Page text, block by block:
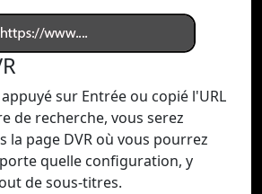
sur Entrée ou copié l'URL
de recherche, vous serez
la page DVR où vous pourrez
quelle configuration, y
de sous-titres.